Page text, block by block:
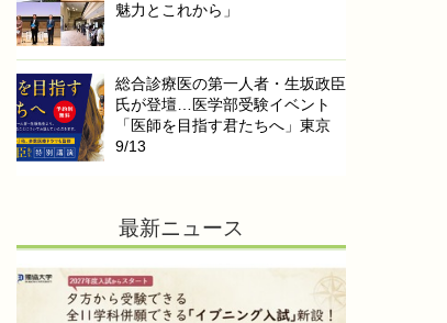
魅力とこれから」
総合診療医の第一人者・生坂政臣
氏が登壇…医学部受験イベント
「医師を目指す君たちへ」東京
9/13
最新ニュース